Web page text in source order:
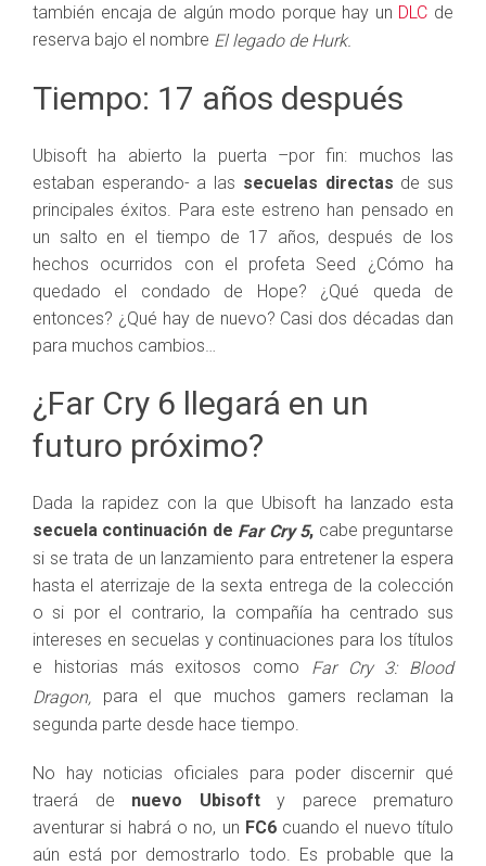
también encaja de algún modo porque hay un DLC de
reserva bajo el nombre El legado de Hurk.
Tiempo: 17 años después
Ubisoft ha abierto la puerta –por fin: muchos las
estaban esperando- a las secuelas directas de sus
principales éxitos. Para este estreno han pensado en
un salto en el tiempo de 17 años, después de los
hechos ocurridos con el profeta Seed ¿Cómo ha
quedado el condado de Hope? ¿Qué queda de
entonces? ¿Qué hay de nuevo? Casi dos décadas dan
para muchos cambios…
¿Far Cry 6 llegará en un
futuro próximo?
Dada la rapidez con la que Ubisoft ha lanzado esta
secuela continuación de Far Cry 5, cabe preguntarse
si se trata de un lanzamiento para entretener la espera
hasta el aterrizaje de la sexta entrega de la colección
o si por el contrario, la compañía ha centrado sus
intereses en secuelas y continuaciones para los títulos
e historias más exitosos como Far Cry 3: Blood
Dragon, para el que muchos gamers reclaman la
segunda parte desde hace tiempo.
No hay noticias oficiales para poder discernir qué
traerá de nuevo Ubisofty parece prematuro
aventurar si habrá o no, un FC6 cuando el nuevo título
aún está por demostrarlo todo. Es probable que la